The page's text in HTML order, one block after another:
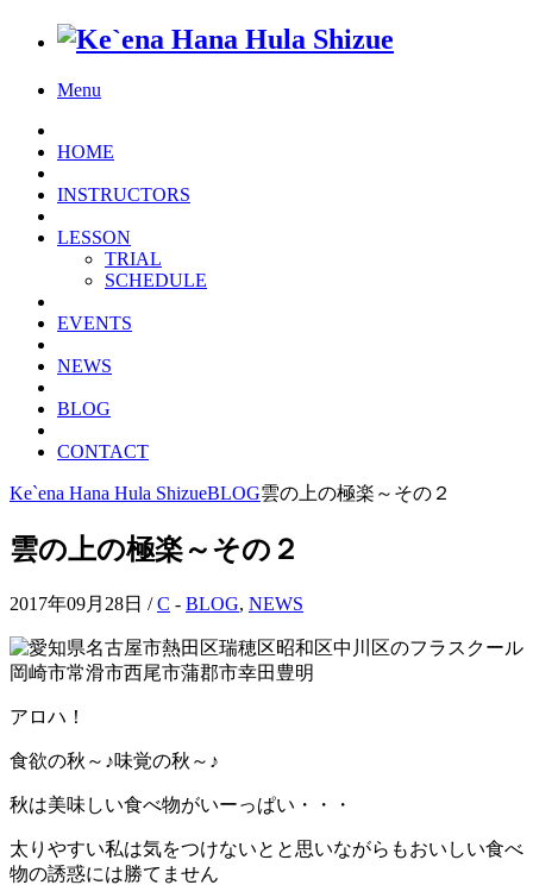
Menu
HOME
INSTRUCTORS
LESSON
TRIAL
SCHEDULE
EVENTS
NEWS
BLOG
CONTACT
Ke`ena Hana Hula ShizueBLOG雲の上の極楽～その２
雲の上の極楽～その２
2017年09月28日 /C - BLOG, NEWS
アロハ！
食欲の秋～♪味覚の秋～♪
秋は美味しい食べ物がいーっぱい・・・
太りやすい私は気をつけないとと思いながらもおいしい食べ
物の誘惑には勝てません